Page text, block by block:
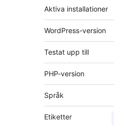
Aktiva installationer
WordPress-version
Testat upp till
PHP-version
Språk
Etiketter